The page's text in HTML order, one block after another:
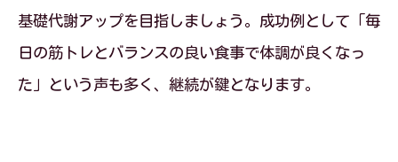
基礎代謝アップを目指しましょう。成功例として「毎
日の筋トレとバランスの良い食事で体調が良くなっ
た」という声も多く、継続が鍵となります。